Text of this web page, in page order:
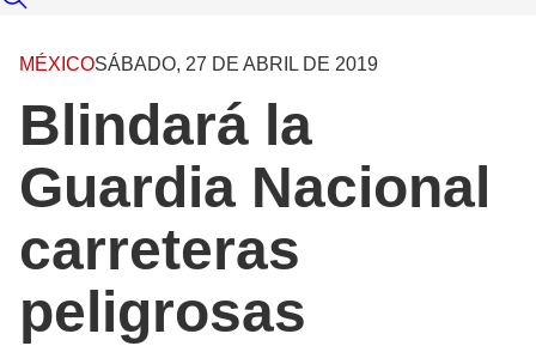
MÉXICOSÁBADO, 27 DE ABRIL DE 2019
Blindará la
Guardia Nacional
carreteras
peligrosas